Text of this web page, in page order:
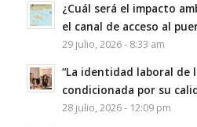
¿Cuál será el impacto
el canal de acceso al
29 julio, 2026 - 8:33 am
“La identidad laboral de
condicionada por su
28 julio, 2026 - 12:09 pm